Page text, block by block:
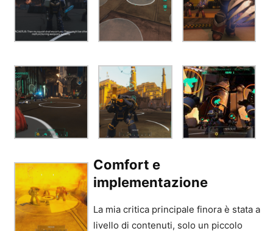
Comfort e
implementazione
La mia critica principale finora è stata a
livello di contenuti, solo un piccolo